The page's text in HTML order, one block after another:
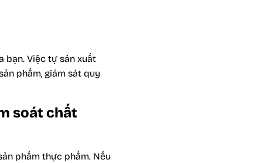
bạn. Việc tự sản xuất
phẩm, giám sát quy
soát chất
phẩm thực phẩm. Nếu